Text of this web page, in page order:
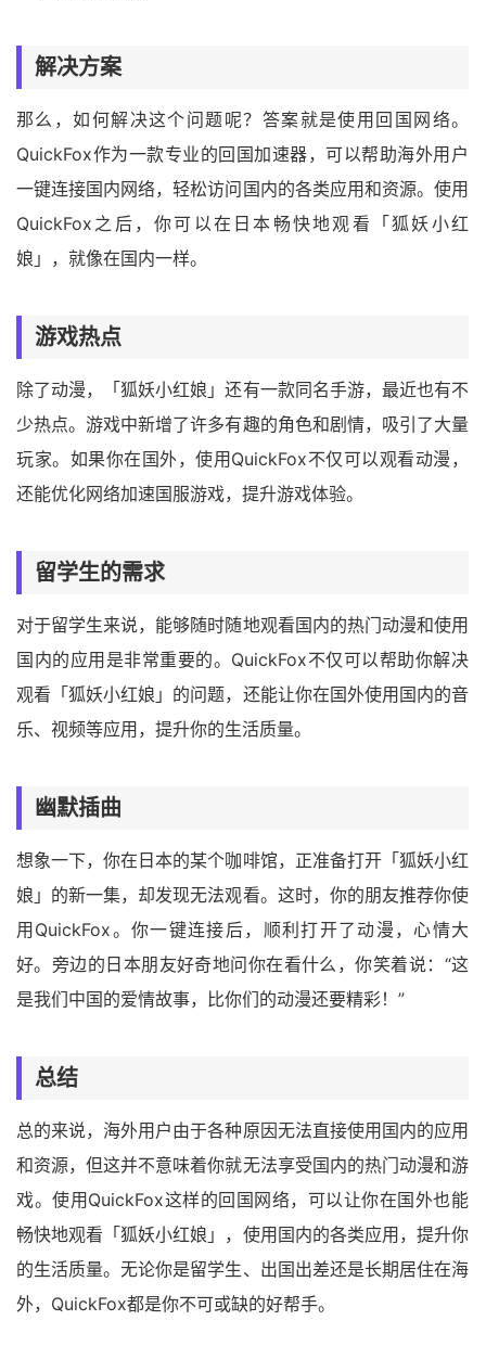
解决方案
那么，如何解决这个问题呢？答案就是使用回国网络。
QuickFox作为一款专业的回国加速器，可以帮助海外用户
一键连接国内网络，轻松访问国内的各类应用和资源。使用
QuickFox之后，你可以在日本畅快地观看「狐妖小红
娘」，就像在国内一样。
游戏热点
除了动漫，「狐妖小红娘」还有一款同名手游，最近也有不
少热点。游戏中新增了许多有趣的角色和剧情，吸引了大量
玩家。如果你在国外，使用QuickFox不仅可以观看动漫，
还能优化网络加速国服游戏，提升游戏体验。
留学生的需求
对于留学生来说，能够随时随地观看国内的热门动漫和使用
国内的应用是非常重要的。QuickFox不仅可以帮助你解决
观看「狐妖小红娘」的问题，还能让你在国外使用国内的音
乐、视频等应用，提升你的生活质量。
幽默插曲
想象一下，你在日本的某个咖啡馆，正准备打开「狐妖小红
娘」的新一集，却发现无法观看。这时，你的朋友推荐你使
用QuickFox。你一键连接后，顺利打开了动漫，心情大
好。旁边的日本朋友好奇地问你在看什么，你笑着说：“这
是我们中国的爱情故事，比你们的动漫还要精彩！”
总结
总的来说，海外用户由于各种原因无法直接使用国内的应用
和资源，但这并不意味着你就无法享受国内的热门动漫和游
戏。使用QuickFox这样的回国网络，可以让你在国外也能
畅快地观看「狐妖小红娘」，使用国内的各类应用，提升你
的生活质量。无论你是留学生、出国出差还是长期居住在海
外，QuickFox都是你不可或缺的好帮手。